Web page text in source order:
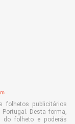
folhetos publicitários
Desta forma,
folheto e poderás